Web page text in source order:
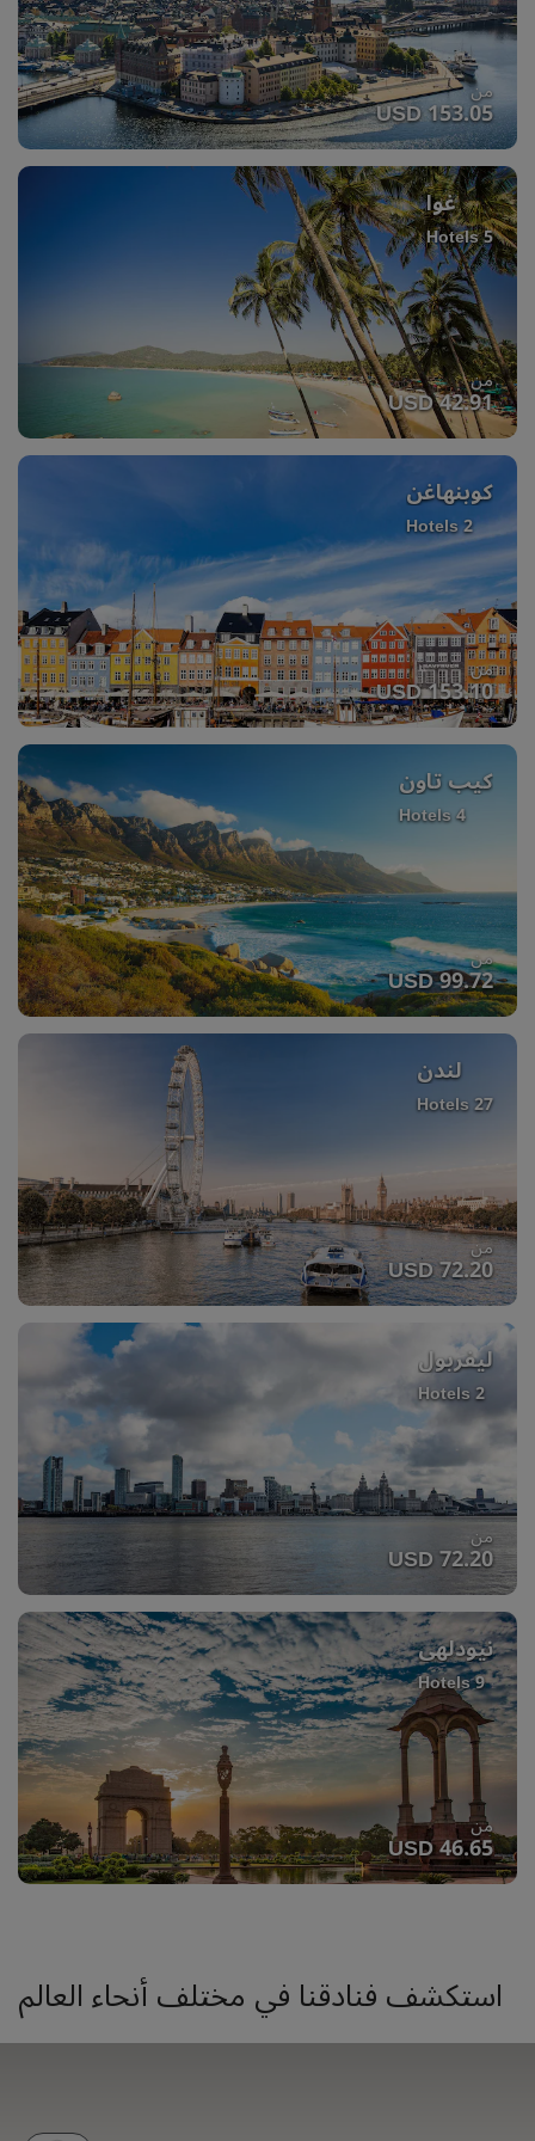
من
USD 153.05
غوا
5 Hotels
من
USD 42.91
كوبنهاغن
2 Hotels
من
USD 153.10
كيب تاون
4 Hotels
من
USD 99.72
لندن
27 Hotels
من
USD 72.20
ليفربول
2 Hotels
من
USD 72.20
نيودلهي
9 Hotels
من
USD 46.65
استكشف فنادقنا في مختلف أنحاء العالم